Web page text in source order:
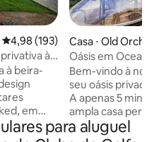
4,98 de uma avaliação média de
4,98 (193)
à
à beira-
em
a
Casa ⋅ Old
Oásis em Ocean
quartos com
praia
Bem-vindo à
seu oásis privado
A apenas 5
ampla casa
suítes (cada uma
banheiro
para aluguel